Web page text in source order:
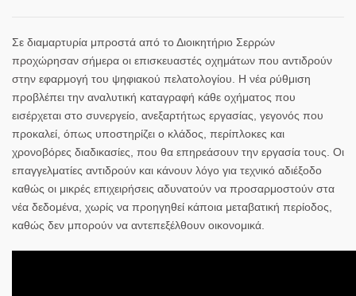
Σε διαμαρτυρία μπροστά από το Διοικητήριο Σερρών
προχώρησαν σήμερα οι επισκευαστές οχημάτων που αντιδρούν
στην εφαρμογή του ψηφιακού πελατολογίου. Η νέα ρύθμιση
προβλέπει την αναλυτική καταγραφή κάθε οχήματος που
εισέρχεται στο συνεργείο, ανεξαρτήτως εργασίας, γεγονός που
προκαλεί, όπως υποστηρίζει ο κλάδος, περίπλοκες και
χρονοβόρες διαδικασίες, που θα επηρεάσουν την εργασία τους. Οι
επαγγελματίες αντιδρούν και κάνουν λόγο για τεχνικό αδιέξοδο
καθώς οι μικρές επιχειρήσεις αδυνατούν να προσαρμοστούν στα
νέα δεδομένα, χωρίς να προηγηθεί κάποια μεταβατική περίοδος,
καθώς δεν μπορούν να αντεπεξέλθουν οικονομικά.